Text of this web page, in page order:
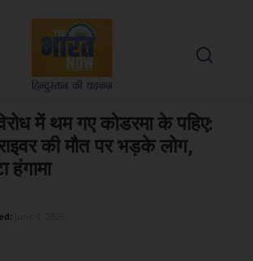
में थम गए कोडरमा के पहिए:
की मौत पर भड़के लोग,